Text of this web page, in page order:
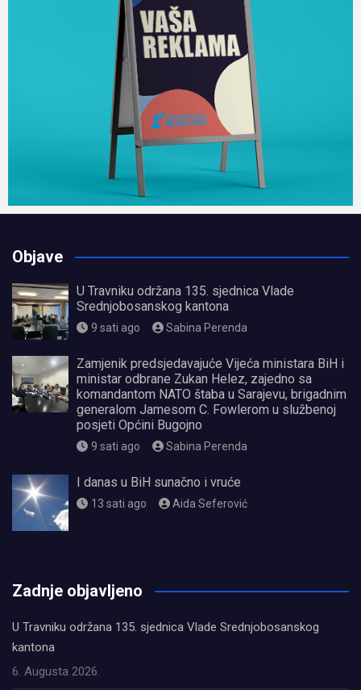
Objave
U Travniku održana 135. sjednica Vlade
Srednjobosanskog kantona
9 sati ago Sabina Perenda
Zamjenik predsjedavajuće Vijeća ministara BiH i
ministar odbrane Zukan Helez, zajedno sa
komandantom NATO štaba u Sarajevu, brigadnim
generalom Jamesom C. Fowlerom u službenoj
posjeti Općini Bugojno
9 sati ago Sabina Perenda
I danas u BiH sunačno i vruće
13 sati ago Aida Seferović
Zadnje objavljeno
U Travniku održana 135. sjednica Vlade Srednjobosanskog
kantona
6. Augusta 2026.